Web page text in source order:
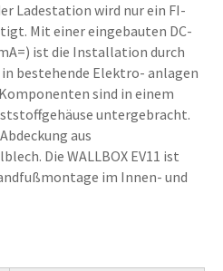
Ladestation wird nur ein FI-
Mit einer eingebauten DC-
ist die Installation durch
bestehende Elektro- anlagen
sind in einem
untergebracht.
aus
Die WALLBOX EV11 ist
im Innen- und